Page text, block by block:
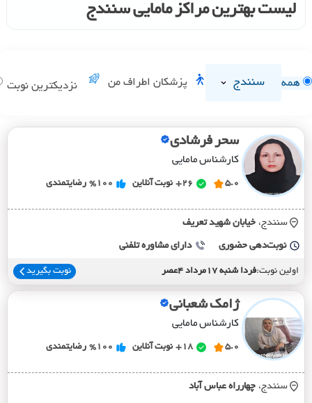
لیست بهترین مراکز مامایی سنندج
همه سنندج پزشکان اطراف من نزدیکترین نوبت
سحر فرشادی
کارشناس مامایی
5.0
26+ نوبت آنلاین %100 رضایتمندی
سنندج، خيابان شهيد تعريف
نوبت‌دهی حضوری دارای مشاوره تلفنی
اولین نوبت:فردا شنبه 17مرداد 4عصر نوبت بگیرید
ژامک شعبانی
کارشناس مامایی
5.0
18+ نوبت آنلاین %100 رضایتمندی
سنندج، چهارراه عباس آباد